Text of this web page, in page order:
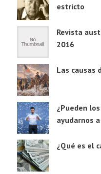
estricto
Revista
2016
Las causas
¿Pueden
ayudarnos
¿Qué es el